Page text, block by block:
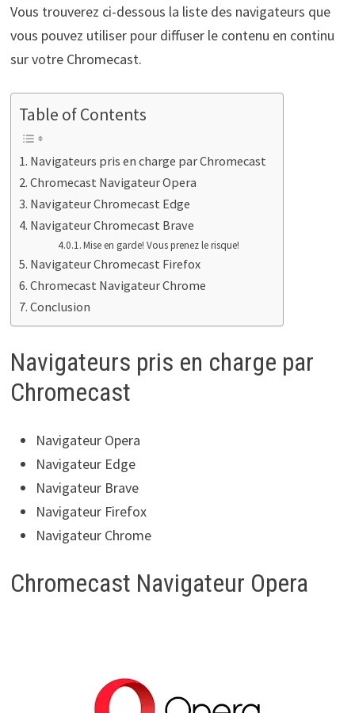
Vous trouverez ci-dessous la liste des navigateurs que
vous pouvez utiliser pour diffuser le contenu en continu
sur votre Chromecast.
Table of Contents
Navigateurs pris en charge par Chromecast
Chromecast Navigateur Opera
Navigateur Chromecast Edge
Navigateur Chromecast Brave
Mise en garde! Vous prenez le risque!
Navigateur Chromecast Firefox
Chromecast Navigateur Chrome
Conclusion
Navigateurs pris en charge par
Chromecast
Navigateur Opera
Navigateur Edge
Navigateur Brave
Navigateur Firefox
Navigateur Chrome
Chromecast Navigateur Opera